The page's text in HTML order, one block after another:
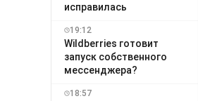
исправилась
19:12
Wildberries готовит
запуск собственного
мессенджера?
18:57